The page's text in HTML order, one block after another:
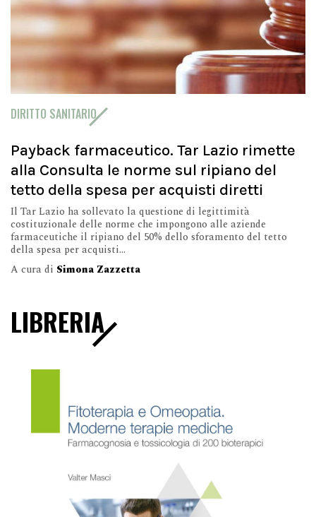
DIRITTO SANITARIO
Payback farmaceutico. Tar Lazio rimette
alla Consulta le norme sul ripiano del
tetto della spesa per acquisti diretti
Il Tar Lazio ha sollevato la questione di legittimità
costituzionale delle norme che impongono alle aziende
farmaceutiche il ripiano del 50% dello sforamento del tetto
della spesa per acquisti...
A cura di Simona Zazzetta
LIBRERIA